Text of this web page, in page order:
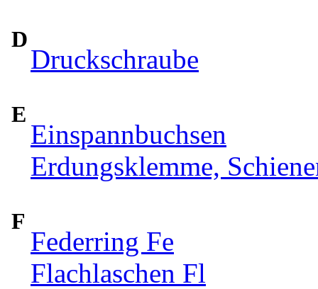
D
Druckschraube
E
Einspannbuchsen
Erdungsklemme,
F
Federring Fe
Flachlaschen Fl